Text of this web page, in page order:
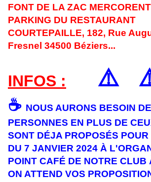
FONT DE LA ZAC
PARKING DU RESTAURANT
COURTEPAILLE, 182, Rue
Fresnel 34500 Béziers...
INFOS : ⚠️
☕️ NOUS AURONS BESOIN
PERSONNES EN PLUS DE
SONT DÉJA PROPOSÉS
DU 7 JANVIER 2024 À
POINT CAFÉ DE NOTRE CLUB
ON ATTEND VOS